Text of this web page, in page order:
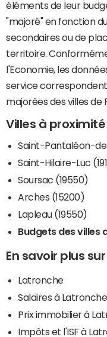
éléments de leur
"majoré" en fonction
secondaires ou de
territoire.
l'Economie, les
service
majorées des villes de
Villes à
Saint-Pantaléon-
Saint-Hilaire-Luc
Soursac (19550)
Arches (15200)
Lapleau (19550)
Budgets des villes
En savoir plus
Latronche
Salaires à Latronche
Prix immobilier à
Impôts et l'ISF à